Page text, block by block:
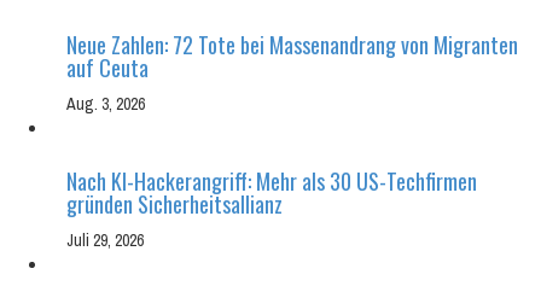
Neue Zahlen: 72 Tote bei Massenandrang von Migranten
auf Ceuta
Aug. 3, 2026
Nach KI-Hackerangriff: Mehr als 30 US-Techfirmen
gründen Sicherheitsallianz
Juli 29, 2026